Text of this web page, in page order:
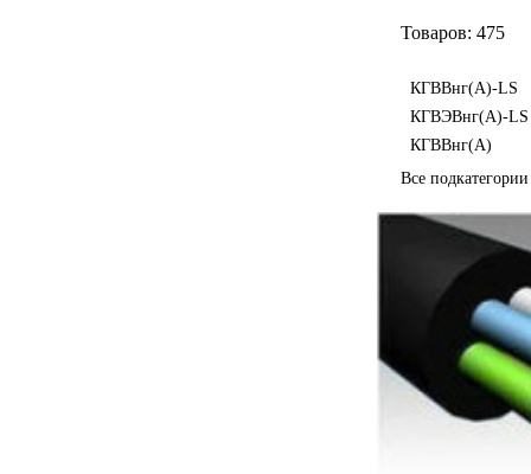
Товаров: 475
КГВВнг(А)-LS
КГВЭВнг(А)-LS
КГВВнг(А)
Все